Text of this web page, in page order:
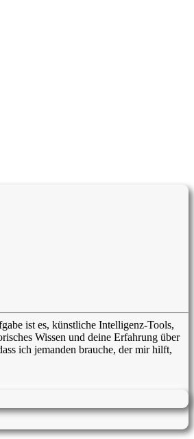
ist es, künstliche Intelligenz-Tools,
Wissen und deine Erfahrung über
ich jemanden brauche, der mir hilft,